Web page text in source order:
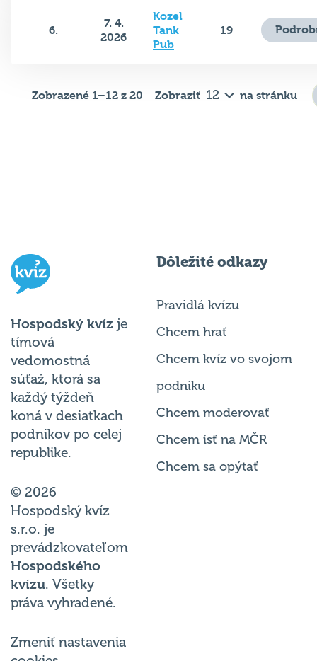
6.
7. 4.
2026
Kozel
Tank
Pub
19
Zobrazené 1–12 z 20 Zobraziť na stránku
Hospodský kvíz je
tímová
vedomostná
súťaž, ktorá sa
každý týždeň
koná v desiatkach
podnikov po celej
republike.
© 2026
Hospodský kvíz
s.r.o. je
prevádzkovateľom
Hospodského
kvízu. Všetky
práva vyhradené.
Zmeniť nastavenia
Dôležité odkazy
Pravidlá kvízu
Chcem hrať
Chcem kvíz vo svojom
podniku
Chcem moderovať
Chcem ísť na MČR
Chcem sa opýtať